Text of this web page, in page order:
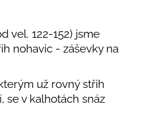
vel. 122-152) jsme
nohavic - záševky na
už rovný střih
se v kalhotách snáz